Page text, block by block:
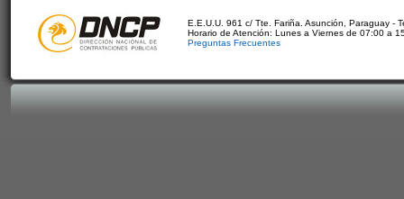
E.E.U.U. 961 c/ Tte. Fariña. Asunción, Paraguay -
Horario de Atención: Lunes a Viernes de 07:00 a
Preguntas Frecuentes